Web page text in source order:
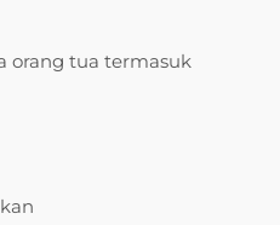
orang tua termasuk